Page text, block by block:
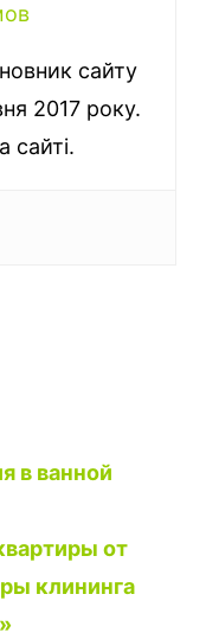
сайту
2017 року.
сайті.
в ванной
от
клининга